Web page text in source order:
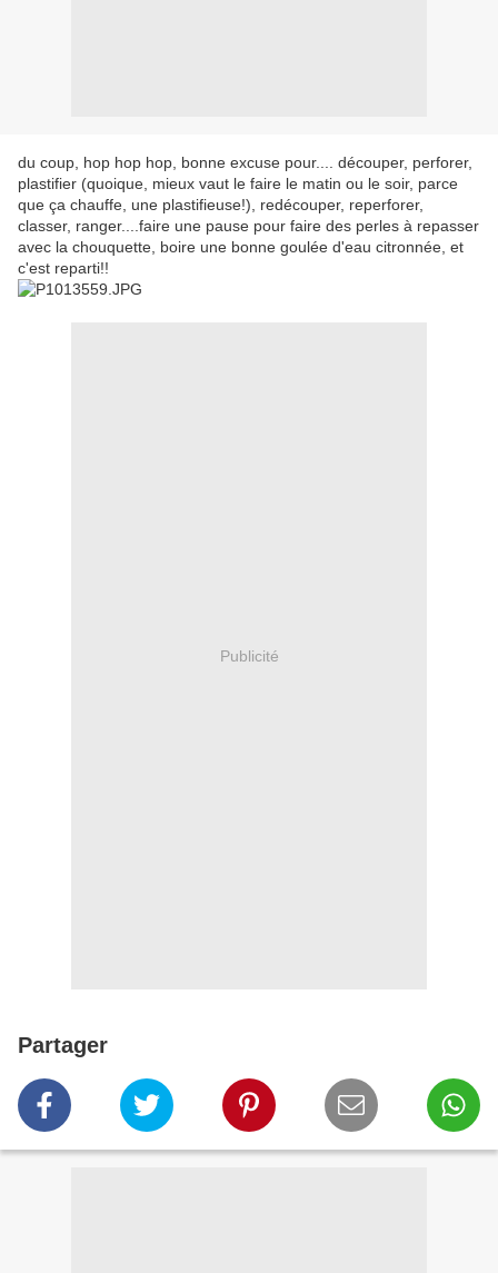
du coup, hop hop hop, bonne excuse pour.... découper, perforer,
plastifier (quoique, mieux vaut le faire le matin ou le soir, parce
que ça chauffe, une plastifieuse!), redécouper, reperforer,
classer, ranger....faire une pause pour faire des perles à repasser
avec la chouquette, boire une bonne goulée d'eau citronnée, et
c'est reparti!!
Publicité
Partager